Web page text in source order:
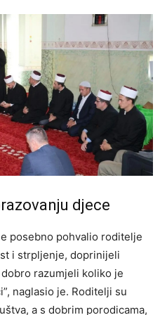
djece
posebno pohvalio roditelje
i strpljenje, doprinijeli
razumjeli koliko je
naglasio je. Roditelji su
a s dobrim porodicama,